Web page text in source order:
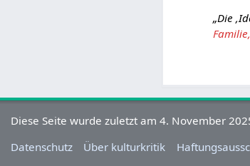
„Die
Diese Seite wurde zuletzt am 4. November
Datenschutz
Über kulturkritik